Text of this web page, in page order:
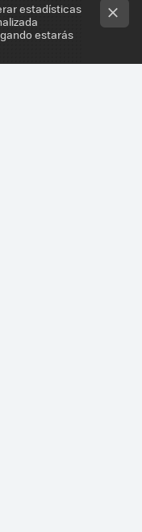
estadísticas
estarás